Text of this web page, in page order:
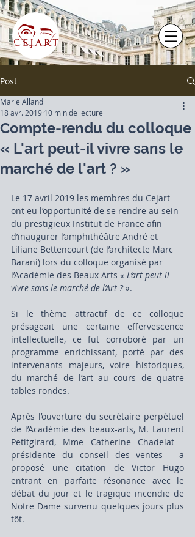
Post
Compte-rendu du colloque
« L'art peut-il vivre sans le
marché de l'art ? »
Marie Alland
18 avr. 2019 10 min de lecture
Le 17 avril 2019 les membres du Cejart
ont eu l’opportunité de se rendre au sein
du prestigieux Institut de France afin
d’inaugurer l’amphithéâtre André et
Liliane Bettencourt (de l’architecte Marc
Barani) lors du colloque organisé par
l’Académie des Beaux Arts « L’art peut-il
vivre sans le marché de l’Art ? ».
Si le thème attractif de ce colloque
présageait une certaine effervescence
intellectuelle, ce fut corroboré par un
programme enrichissant, porté par des
intervenants majeurs, voire historiques,
du marché de l’art au cours de quatre
tables rondes.
Après l’ouverture du secrétaire perpétuel
de l’Académie des beaux-arts, M. Laurent
Petitgirard, Mme Catherine Chadelat -
présidente du conseil des ventes - a
proposé une citation de Victor Hugo
entrant en parfaite résonance avec le
débat du jour et le tragique incendie de
Notre Dame survenu quelques jours plus
tôt.